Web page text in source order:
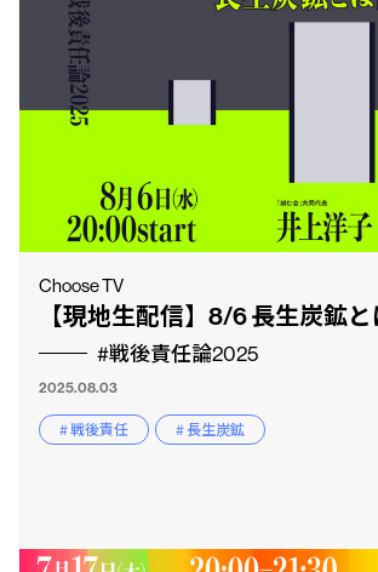
Choose TV
【現地生配信】8/6 長生炭鉱と
#戦後責任論2025
2025.08.03
# 戦後責任 # 長生炭鉱